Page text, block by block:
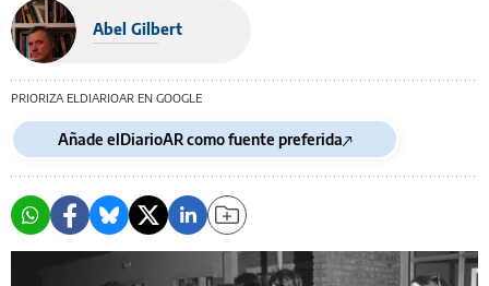
Abel Gilbert
PRIORIZA ELDIARIOAR EN GOOGLE
Añade elDiarioAR como fuente preferida